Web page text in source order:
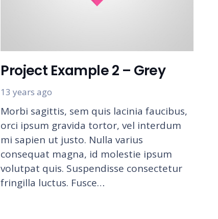
Project Example 2 – Grey
13 years ago
Morbi sagittis, sem quis lacinia faucibus,
orci ipsum gravida tortor, vel interdum
mi sapien ut justo. Nulla varius
consequat magna, id molestie ipsum
volutpat quis. Suspendisse consectetur
fringilla luctus. Fusce…